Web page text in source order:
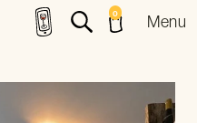
0 Menu